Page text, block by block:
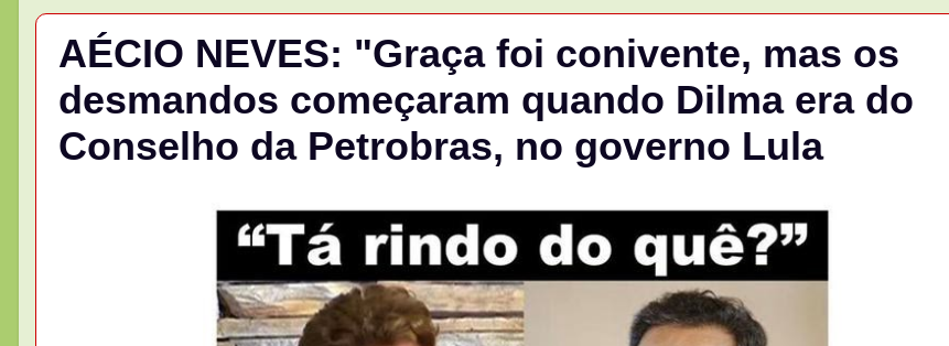
AÉCIO NEVES: "Graça foi conivente, mas os
desmandos começaram quando Dilma era do
Conselho da Petrobras, no governo Lula